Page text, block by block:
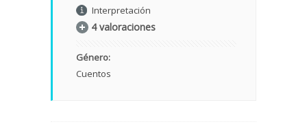
Interpretación
4 valoraciones
Género:
Cuentos